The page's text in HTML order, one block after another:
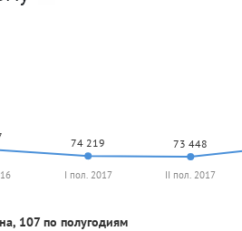
74 219 73 448
I пол. 2017 II пол. 2017
107 по полугодиям